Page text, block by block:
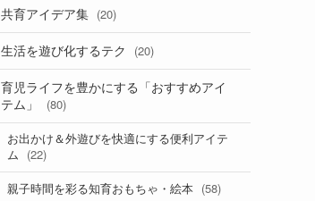
共育アイデア集 (20)
生活を遊び化するテク (20)
育児ライフを豊かにする「おすすめアイ
テム」
(80)
お出かけ＆外遊びを快適にする便利アイテ
ム
(22)
親子時間を彩る知育おもちゃ・絵本 (58)